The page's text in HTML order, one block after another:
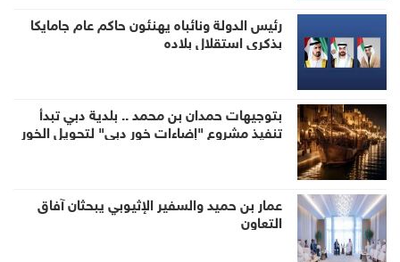
رئيس الدولة ونائباه يهنئون حاكم عام جامايكا
بذكرى استقلال بلاده
بتوجيهات حمدان بن محمد .. بلدية دبي تبدأ
تنفيذ مشروع "إضاءات خور دبي" لتحويل الخور
عمار بن حميد والسفير الإثيوبي يبحثان آفاق
التعاون